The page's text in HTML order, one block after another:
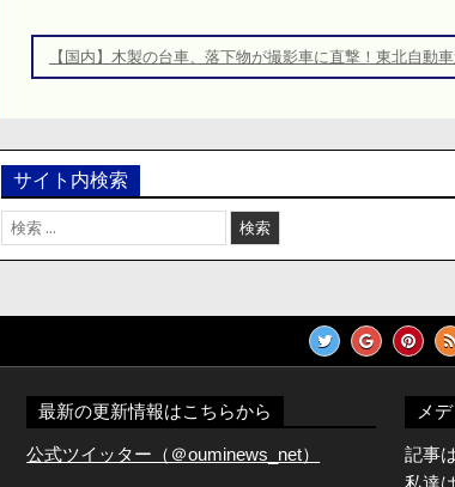
ゲ
ー
ョ
ン
【国内】木製の台車、落下物が撮影車に直撃！東北自動
サイト内検索
検
索:
最新の更新情報はこちらから
公式ツイッター（＠ouminews_net）
メ
記事
私達